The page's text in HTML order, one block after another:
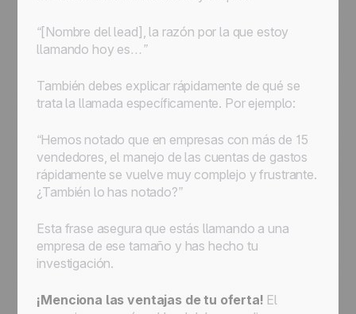
“[Nombre del lead], la razón por la que estoy
llamando hoy es…”
También debes explicar rápidamente de qué se
trata la llamada específicamente. Por ejemplo:
“Hemos notado que en empresas con más de 15
vendedores, el manejo de las cuentas de gastos
rápidamente se vuelve muy complejo y frustrante.
¿También lo has notado?”
Esta frase asegura que estás llamando a una
empresa de ese tamaño y has hecho tu
investigación.
¡Menciona las ventajas de tu oferta! El